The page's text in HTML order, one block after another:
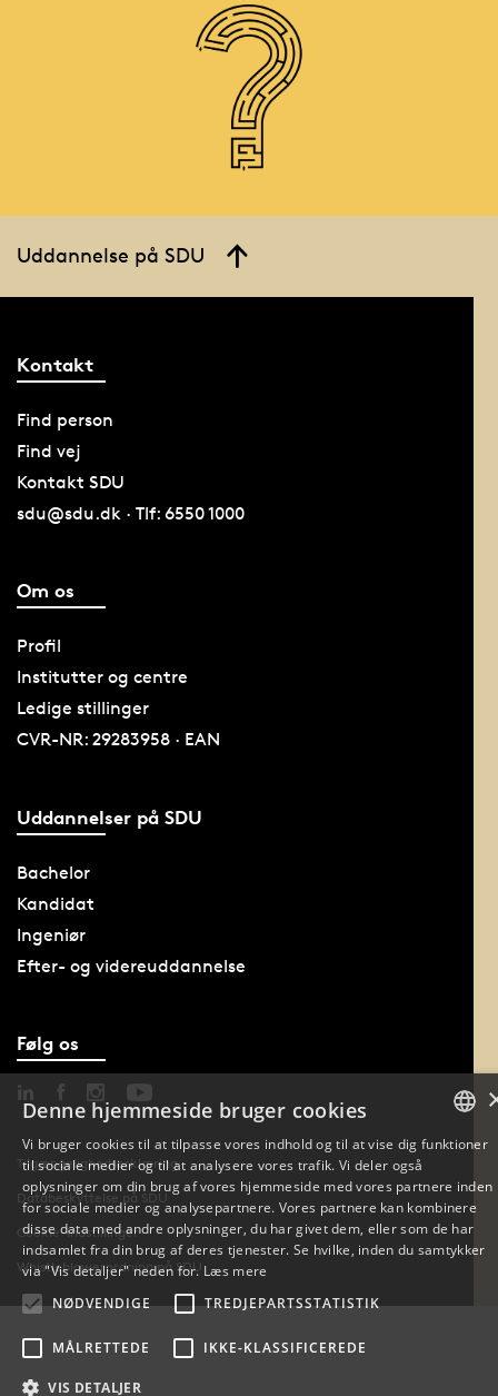
Uddannelse på SDU
Kontakt
Find person
Find vej
Kontakt SDU
sdu@sdu.dk · Tlf: 6550 1000
Om os
Profil
Institutter og centre
Ledige stillinger
CVR-NR: 29283958 · EAN
Uddannelser på SDU
Bachelor
Kandidat
Ingeniør
Efter- og videreuddannelse
Følg os
Tilgængelighedserklæring
Databeskyttelse på SDU
Cookie-indstillinger
Whistleblowerordning på SDU
ENGLISH
Denne hjemmeside bruger cookies
Vi bruger cookies til at tilpasse vores indhold og til at vise dig funktioner
til sociale medier og til at analysere vores trafik. Vi deler også
oplysninger om din brug af vores hjemmeside med vores partnere inden
for sociale medier og analysepartnere. Vores partnere kan kombinere
disse data med andre oplysninger, du har givet dem, eller som de har
indsamlet fra din brug af deres tjenester. Se hvilke, inden du samtykker
via "Vis detaljer" neden for. Læs mere
NØDVENDIGE
TREDJEPARTSSTATISTIK
MÅLRETTEDE IKKE-KLASSIFICEREDE
VIS DETALJER